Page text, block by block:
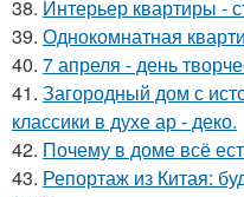
38. Интерьер квартиры -
39. Однокомнатная
40. 7 апреля - день
41. Загородный дом с
классики в духе ар - деко.
42. Почему в доме всё
43. Репортаж из Китая: